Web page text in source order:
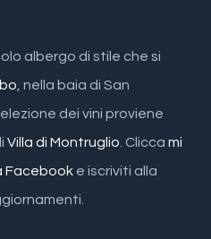
albergo di stile che si
, nella baia di San
dei vini proviene
Villa di Montruglio . Clicca mi
Facebook e iscriviti alla